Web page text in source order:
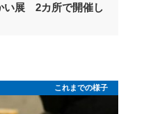
い展 2カ所で開催し
これまでの様子